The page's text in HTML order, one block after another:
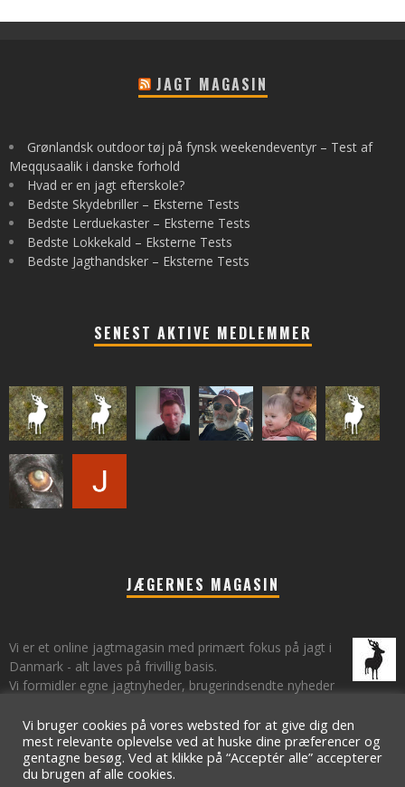
JAGT MAGASIN
Grønlandsk outdoor tøj på fynsk weekendeventyr – Test af
Meqqusaalik i danske forhold
Hvad er en jagt efterskole?
Bedste Skydebriller – Eksterne Tests
Bedste Lerduekaster – Eksterne Tests
Bedste Lokkekald – Eksterne Tests
Bedste Jagthandsker – Eksterne Tests
SENEST AKTIVE MEDLEMMER
JÆGERNES MAGASIN
Vi er et online jagtmagasin med primært fokus på jagt i
Danmark - alt laves på frivillig basis.
Vi formidler egne jagtnyheder, brugerindsendte nyheder
om jagt.
Vi bruger cookies på vores websted for at give dig den
mest relevante oplevelse ved at huske dine præferencer og
gentagne besøg. Ved at klikke på “Acceptér alle” accepterer
du brugen af ​​alle cookies.